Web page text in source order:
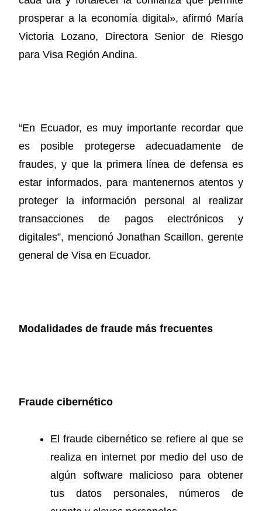
prosperar a la economía digital», afirmó María
Victoria Lozano, Directora Senior de Riesgo
para Visa Región Andina.
“En Ecuador, es muy importante recordar que
es posible protegerse adecuadamente de
fraudes, y que la primera línea de defensa es
estar informados, para mantenernos atentos y
proteger la información personal al realizar
transacciones de pagos electrónicos y
digitales”, mencionó Jonathan Scaillon, gerente
general de Visa en Ecuador.
Modalidades de fraude más frecuentes
Fraude cibernético
El fraude cibernético se refiere al que se
realiza en internet por medio del uso de
algún software malicioso para obtener
tus datos personales, números de